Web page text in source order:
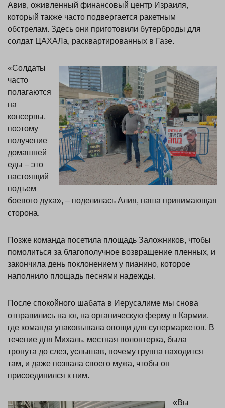
Авив, оживленный финансовый центр Израиля,
который также часто подвергается ракетным
обстрелам. Здесь они приготовили бутерброды для
солдат ЦАХАЛа, расквартированных в Газе.
«Солдаты
часто
полагаются
на
консервы,
поэтому
получение
домашней
еды – это
настоящий
подъем
боевого духа», – поделилась Алия, наша принимающая
сторона.
Позже команда посетила площадь Заложников, чтобы
помолиться за благополучное возвращение пленных, и
закончила день поклонением у пианино, которое
наполнило площадь песнями надежды.
После спокойного шабата в Иерусалиме мы снова
отправились на юг, на органическую ферму в Кармии,
где команда упаковывала овощи для супермаркетов. В
течение дня Михаль, местная волонтерка, была
тронута до слез, услышав, почему группа находится
там, и даже позвала своего мужа, чтобы он
присоединился к ним.
«Вы